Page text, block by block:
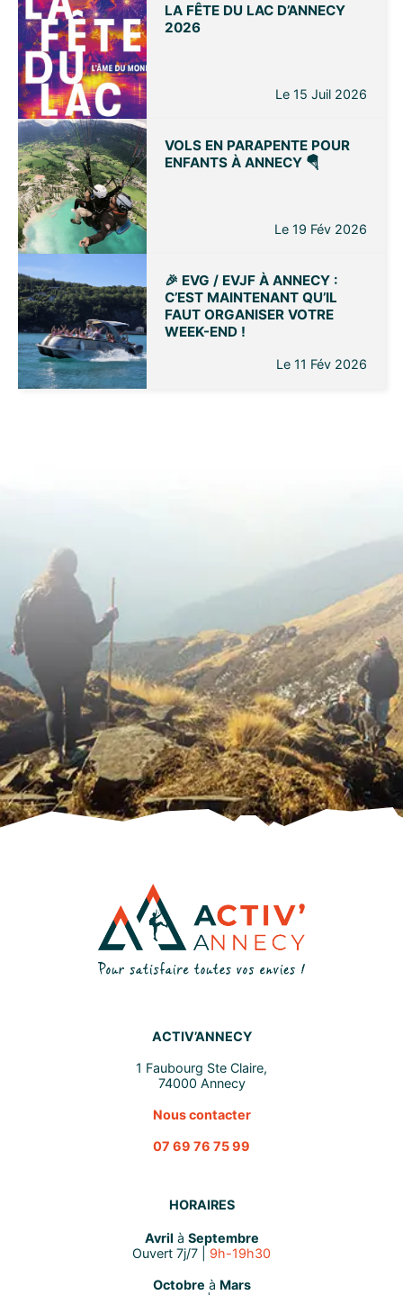
LA FÊTE DU LAC D’ANNECY
2026
Le 15 Juil 2026
VOLS EN PARAPENTE POUR
ENFANTS À ANNECY 🪂
Le 19 Fév 2026
🎉 EVG / EVJF À ANNECY :
C’EST MAINTENANT QU’IL
FAUT ORGANISER VOTRE
WEEK-END !
Le 11 Fév 2026
ACTIV’ANNECY
1 Faubourg Ste Claire,
74000 Annecy
Nous contacter
07 69 76 75 99
HORAIRES
Avril à Septembre
Ouvert 7j/7 | 9h-19h30
Octobre à Mars